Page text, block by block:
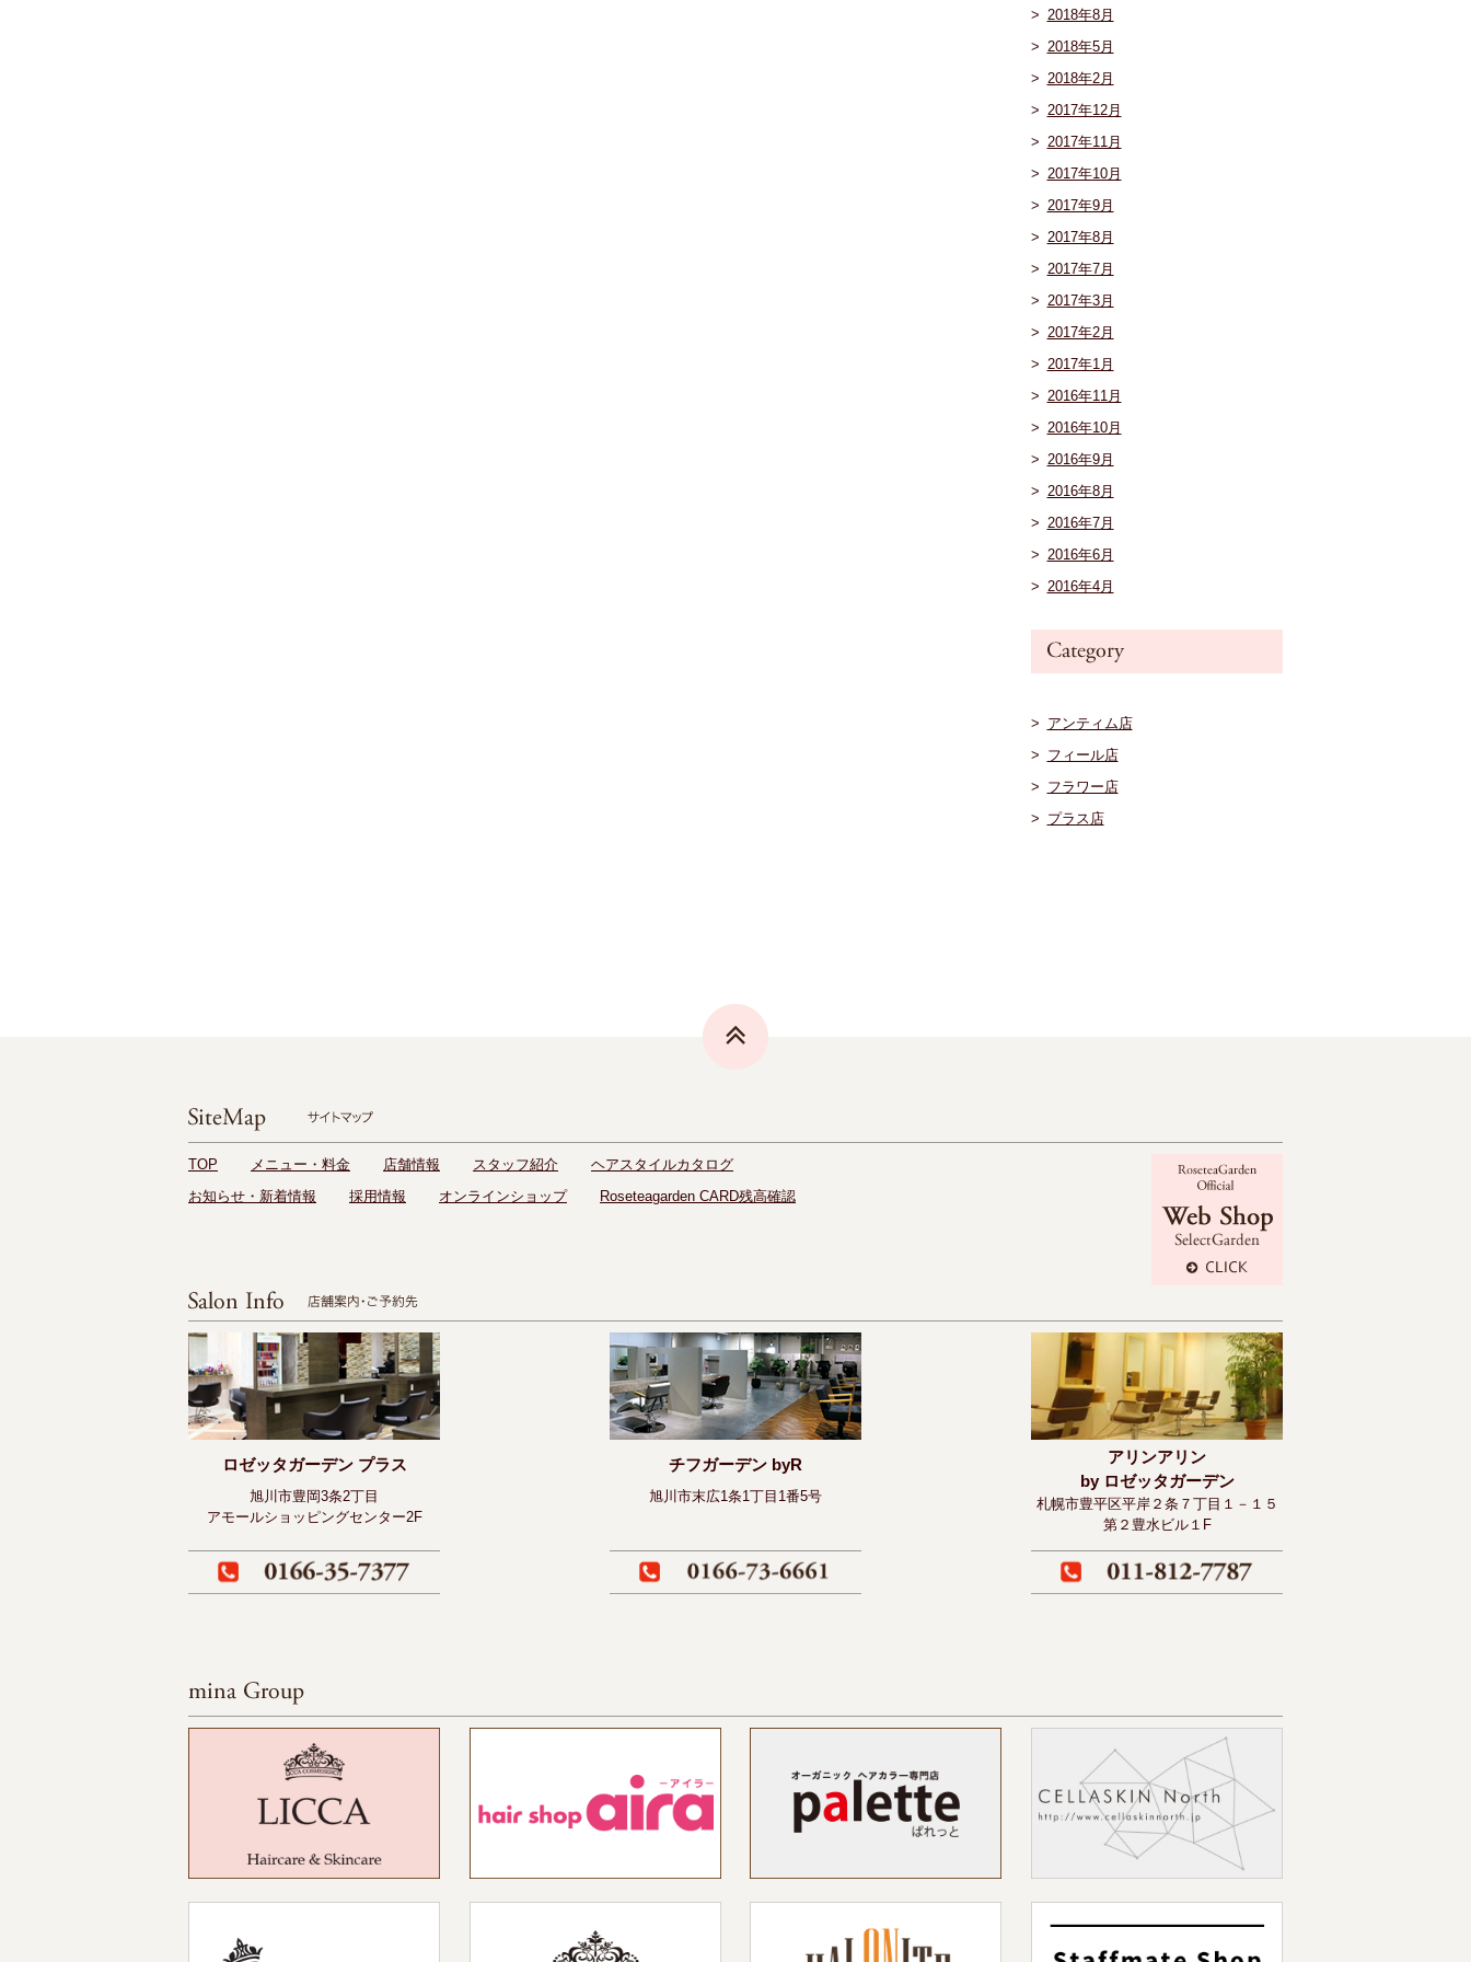
2018年8月
2018年5月
2018年2月
2017年12月
2017年11月
2017年10月
2017年9月
2017年8月
2017年7月
2017年3月
2017年2月
2017年1月
2016年11月
2016年10月
2016年9月
2016年8月
2016年7月
2016年6月
2016年4月
アンティム店
フィール店
フラワー店
プラス店
TOP メニュー・料金 店舗情報 スタッフ紹介
ヘアスタイルカタログ
お知らせ・新着情報
採用情報 オンラインショップ Roseteagarden CARD残高確認
ロゼッタガーデン プラス
旭川市豊岡3条2丁目
アモールショッピングセンター2F
チフガーデン byR
旭川市末広1条1丁目1番5号
アリンアリン
by ロゼッタガーデン
札幌市豊平区平岸２条７丁目１－１５
第２豊水ビル１F